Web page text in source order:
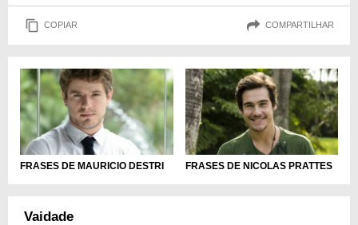
COPIAR COMPARTILHAR
FRASES DE MAURICIO DESTRI FRASES DE NICOLAS PRATTES
Vaidade